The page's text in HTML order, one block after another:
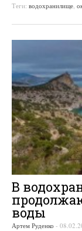
Теги: водохранилище
В
воды
Артем Руденко -